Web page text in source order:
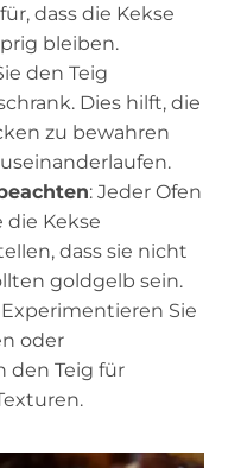
dass die Kekse
bleiben.
den Teig
Dies hilft, die
zu bewahren
: Jeder Ofen
die Kekse
dass sie nicht
goldgelb sein.
Experimentieren Sie
oder
den Teig für